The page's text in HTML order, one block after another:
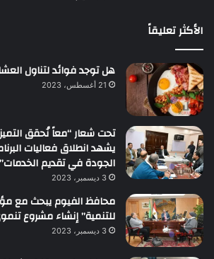
الأكثر تعليقاً
هل توجد فوائد لتناول
21 أغسطس، 2023
تحت شعار “معاً نُحقق
يشهد انطلاق فعاليات
الجودة في تقديم الخدمات”
3 ديسمبر، 2023
محافظ الفيوم يبحث مع
للتنمية” إنشاء مشروع
3 ديسمبر، 2023